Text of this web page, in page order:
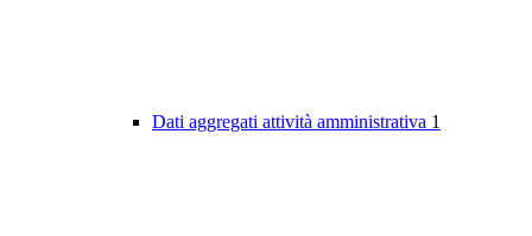
Dati aggregati attività amministrativa 1